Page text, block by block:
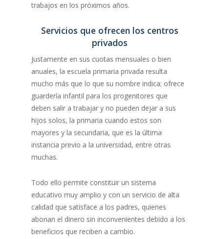
trabajos en los próximos años.
Servicios que ofrecen los centros
privados
Justamente en sus cuotas mensuales o bien
anuales, la escuela primaria privada resulta
mucho más que lo que su nombre indica; ofrece
guardería infantil para los progenitores que
deben salir a trabajar y no pueden dejar a sus
hijos solos, la primaria cuando estos son
mayores y la secundaria, que es la última
instancia previo a la universidad, entre otras
muchas.
Todo ello permite constituir un sistema
educativo muy amplio y con un servicio de alta
calidad que satisface a los padres, quienes
abonan el dinero sin inconvenientes debido a los
beneficios que reciben a cambio.